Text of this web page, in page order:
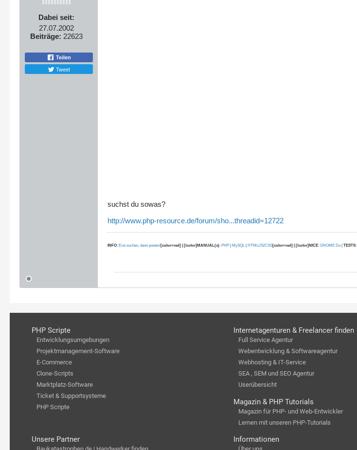
Dabei seit:
27.07.2002
Beiträge: 22623
Teilen
Tweet
suchst du sowas?
http://www.php-resource.de/forum/sho...threadid=12722
INFO: Erst suchen, dann posten![color=red] | [/color]MANUAL(s): PHP | MySQL | HTML/JS/CSS[color=red] | [/color]NICE: GNOME Do | TESTS:
PHP Scripte
Entwicklungsumgebungen
Projektmanagement-Software
E-Commerce
Clone-Scripts
Marktplatz-Software
Ticket & Supportsysteme
PHP Scripte
Internetagenturen & Freelancer finden
Full Service Agentur
Webentwicklung & Softwareagentur
Webhosting & IT-Service
SEA , SEM und SEO Agentur
Userübersicht
Magazin & PHP Tutorials
Magazin für PHP- und Web-Entwickler
Lernen mit unseren PHP-Tutorials
Unsere Partner Informationen